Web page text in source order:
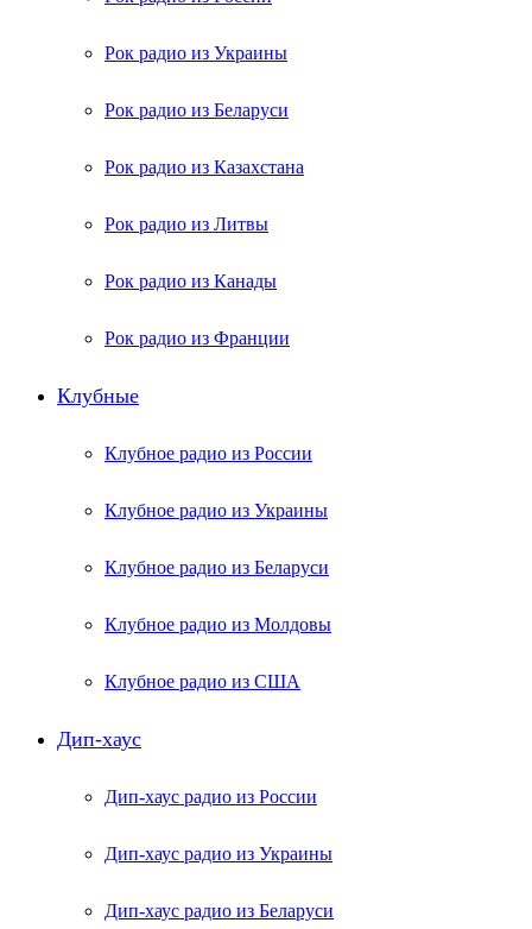
Рок радио из Украины
Рок радио из Беларуси
Рок радио из Казахстана
Рок радио из Литвы
Рок радио из Канады
Рок радио из Франции
Клубные
Клубное радио из России
Клубное радио из Украины
Клубное радио из Беларуси
Клубное радио из Молдовы
Клубное радио из США
Дип-хаус
Дип-хаус радио из России
Дип-хаус радио из Украины
Дип-хаус радио из Беларуси